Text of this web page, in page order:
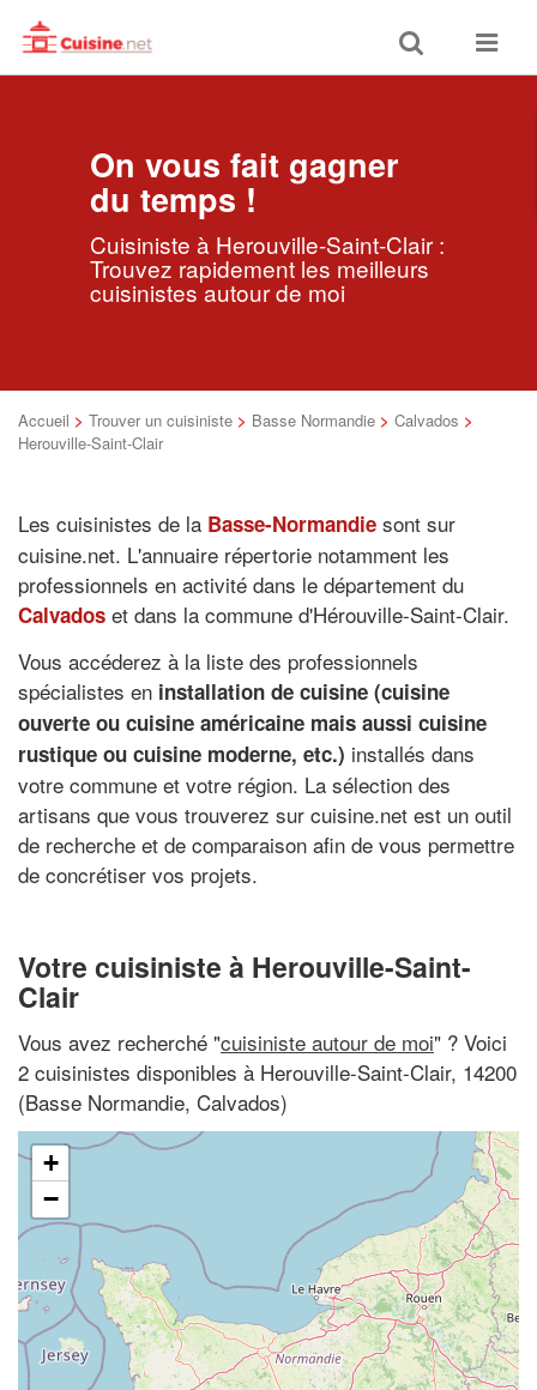
Toggle
search
Toggle
On vous fait gagner
du temps !
Cuisiniste à Herouville-Saint-Clair :
Trouvez rapidement les meilleurs
cuisinistes autour de moi
Accueil > Trouver un cuisiniste > Basse Normandie > Calvados >
Herouville-Saint-Clair
Les cuisinistes de la Basse-Normandie sont sur
cuisine.net. L'annuaire répertorie notamment les
professionnels en activité dans le département du
Calvados et dans la commune d'Hérouville-Saint-Clair.
Vous accéderez à la liste des professionnels
spécialistes en installation de cuisine (cuisine
ouverte ou cuisine américaine mais aussi cuisine
rustique ou cuisine moderne, etc.) installés dans
votre commune et votre région. La sélection des
artisans que vous trouverez sur cuisine.net est un outil
de recherche et de comparaison afin de vous permettre
de concrétiser vos projets.
Votre cuisiniste à Herouville-Saint-
Clair
Vous avez recherché "cuisiniste autour de moi" ? Voici
2 cuisinistes disponibles à Herouville-Saint-Clair, 14200
(Basse Normandie, Calvados)
+
−